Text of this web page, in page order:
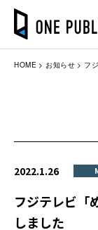
HOME お知らせ フ
2022.1.26
フジテレビ「
しました